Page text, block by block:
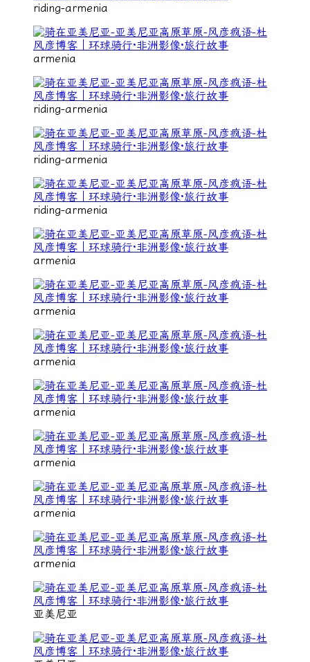
riding-armenia
armenia
riding-armenia
riding-armenia
riding-armenia
armenia
armenia
armenia
armenia
armenia
armenia
armenia
亚美尼亚